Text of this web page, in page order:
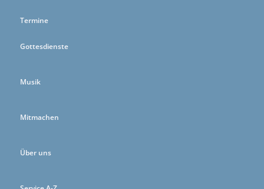
Termine
Gottesdienste
Musik
Mitmachen
Über uns